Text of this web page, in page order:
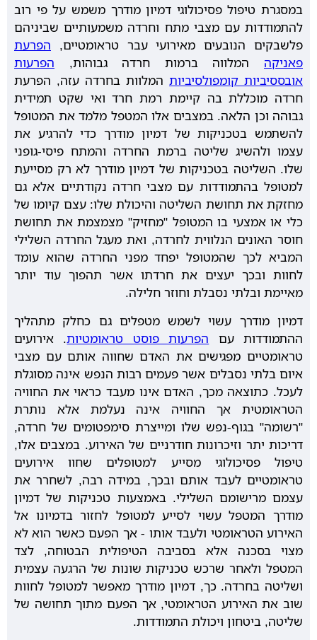
במסגרת טיפול פסיכולוגי דמיון מודרך משמש על פי רוב
להתמודדות עם מצבי מתח וחרדה משמעותיים שביניהם
פלשבקים הנובעים מאירועי עבר טראומטיים, הפרעת
פאניקה המלווה ברמות חרדה גבוהות, הפרעות
אובססיביות קומפולסיביות המלוות בחרדה עזה, הפרעת
חרדה מוכללת בה קיימת רמת חרד ואי שקט תמידית
גבוהה וכן הלאה. במצבים אלו המטפל מלמד את המטופל
להשתמש בטכניקות של דמיון מודרך כדי להרגיע את
עצמו ולהשיג שליטה ברמת החרדה והמתח פיסי-גופני
שלו. השליטה בטכניקות של דמיון מודרך לא רק מסייעת
למטופל בהתמודדות עם מצבי חרדה נקודתיים אלא גם
מחזקת את תחושת השליטה והיכולת שלו: עצם קיומו של
כלי או אמצעי בו המטופל "מחזיק" מצמצמת את תחושת
חוסר האונים הנלווית לחרדה, ואת מעגל החרדה השלילי
המביא לכך שהמטופל יפחד מפני החרדה שהוא עומד
לחוות ובכך יעצים את חרדתו אשר תהפוך עוד יותר
מאיימת ובלתי נסבלת וחוזר חלילה.
דמיון מודרך עשוי לשמש מטפלים גם כחלק מתהליך
ההתמודדות עם הפרעות פוסט טראומטיות. אירועים
טראומטיים מפגישים את האדם שחווה אותם עם מצבי
איום בלתי נסבלים אשר פעמים רבות הנפש אינה מסוגלת
לעכל. כתוצאה מכך, האדם אינו מעבד כראוי את החוויה
הטראומטית אך החוויה אינה נעלמת אלא נותרת
"רשומה" בגוף-נפש שלו ומייצרת סימפטומים של חרדה,
דריכות יתר וזיכרונות חודרניים של האירוע. במצבים אלו,
טיפול פסיכולוגי מסייע למטופלים שחוו אירועים
טראומטיים לעבד אותם ובכך, במידה רבה, לשחרר את
עצמם מרישומם השלילי. באמצעות טכניקות של דמיון
מודרך המטפל עשוי לסייע למטופל לחזור בדמיונו אל
האירוע הטראומטי ולעבד אותו - אך הפעם כאשר הוא לא
מצוי בסכנה אלא בסביבה הטיפולית הבטוחה, לצד
המטפל ולאחר שרכש טכניקות שונות של הרגעה עצמית
ושליטה בחרדה. כך, דמיון מודרך מאפשר למטופל לחוות
שוב את האירוע הטראומטי, אך הפעם מתוך תחושה של
שליטה, ביטחון ויכולת התמודדות.